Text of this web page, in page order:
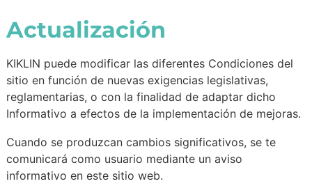
Actualización
KIKLIN puede modificar las diferentes Condiciones del
sitio en función de nuevas exigencias legislativas,
reglamentarias, o con la finalidad de adaptar dicho
Informativo a efectos de la implementación de mejoras.
Cuando se produzcan cambios significativos, se te
comunicará como usuario mediante un aviso
informativo en este sitio web.